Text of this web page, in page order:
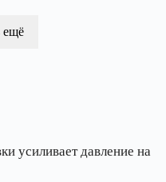
ещё
усиливает давление на